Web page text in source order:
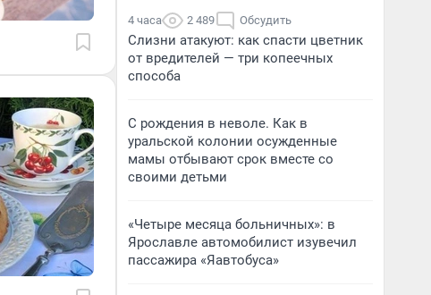
4 часа 2 489 Обсудить
Слизни атакуют: как спасти цветник
от вредителей — три копеечных
способа
С рождения в неволе. Как в
уральской колонии осужденные
мамы отбывают срок вместе со
своими детьми
«Четыре месяца больничных»: в
Ярославле автомобилист изувечил
пассажира «Яавтобуса»